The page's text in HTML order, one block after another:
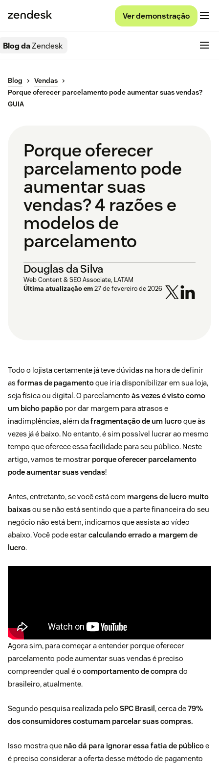
Ver demonstração
Blog daZendesk
Blog
Vendas
Porque oferecer parcelamento pode aumentar suas vendas?
GUIA
Porque oferecer
parcelamento pode
aumentar suas
vendas? 4 razões e
modelos de
parcelamento
Douglas da Silva
Web Content & SEO Associate, LATAM
Última atualização em27 de fevereiro de 2026
Todo o lojista certamente já teve dúvidas na hora de definir
as formas de pagamentoque iria disponibilizar em sua loja,
seja física ou digital. O parcelamento às vezes é visto como
um bicho papão por dar margem para atrasos e
inadimplências, além dafragmentação de um lucroque às
vezes já é baixo. No entanto, é sim possível lucrar ao mesmo
tempo que oferece essa facilidade para seu público. Neste
artigo, vamos te mostrar porque oferecer parcelamento
pode aumentar suas vendas!
Antes, entretanto, se você está com margens de lucro muito
baixasou se não está sentindo que a parte financeira do seu
negócio não está bem, indicamos que assista ao vídeo
abaixo. Você pode estarcalculando errado a margem de
lucro.
Agora sim, para começar a entender porque oferecer
parcelamento pode aumentar suas vendas é preciso
compreender qual é o comportamento de compra do
brasileiro, atualmente.
Segundo pesquisa realizada pelo SPC Brasil , cerca de79%
dos consumidores costumam parcelar suas compras.
Isso mostra que não dá para ignorar essa fatia de públicoe
é preciso considerar a oferta desse método de pagamento